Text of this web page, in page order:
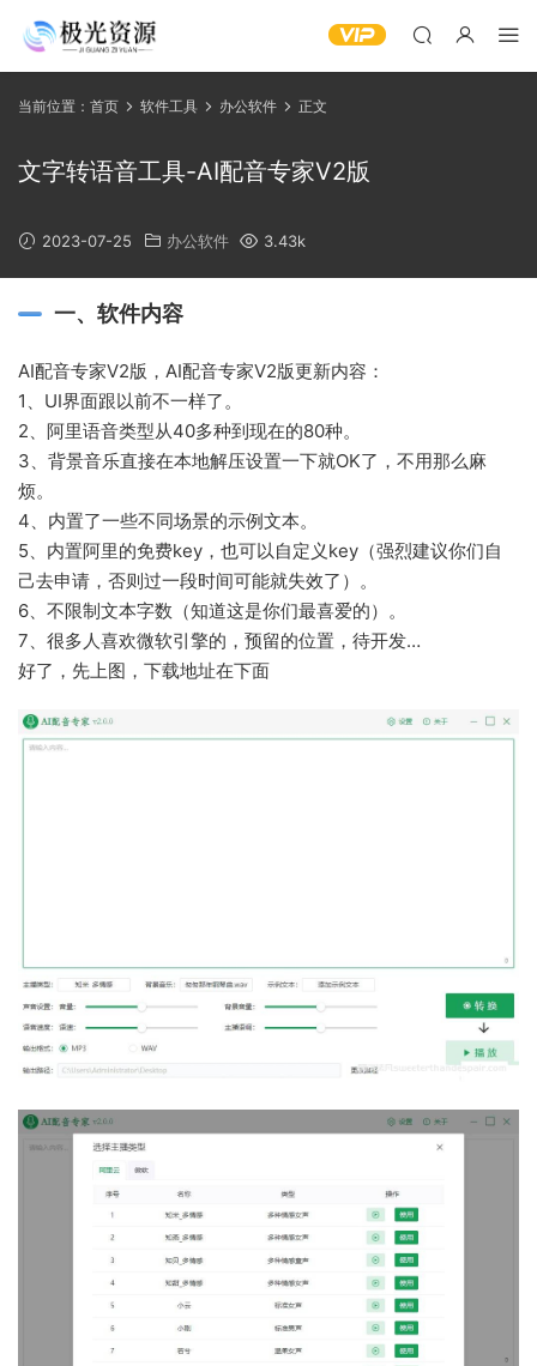
当前位置： 首页 软件工具 办公软件 正文
文字转语音工具-AI配音专家V2版
2023-07-25 办公软件 3.43k
一、软件内容
AI配音专家V2版，AI配音专家V2版更新内容：
1、UI界面跟以前不一样了。
2、阿里语音类型从40多种到现在的80种。
3、背景音乐直接在本地解压设置一下就OK了，不用那么麻
烦。
4、内置了一些不同场景的示例文本。
5、内置阿里的免费key，也可以自定义key（强烈建议你们自
己去申请，否则过一段时间可能就失效了）。
6、不限制文本字数（知道这是你们最喜爱的）。
7、很多人喜欢微软引擎的，预留的位置，待开发…
好了，先上图，下载地址在下面